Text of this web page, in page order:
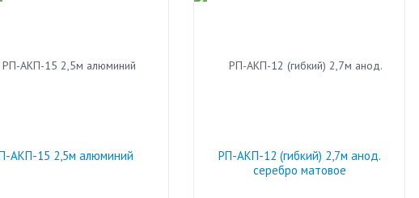
АКП-15 2,5м алюминий
РП-АКП-12 (гибкий) 2,7м анод.
серебро матовое